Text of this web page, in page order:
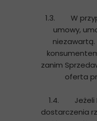
1.3. W
umowy,
niezawartą.
zanim
oferta
1.4. Jeżeli
dostarczenia